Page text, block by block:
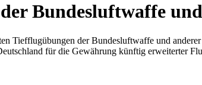
Bundesluftwaffe
Tiefflugübungen der Bundesluftwaffe und
für die Gewährung künftig erweiterter